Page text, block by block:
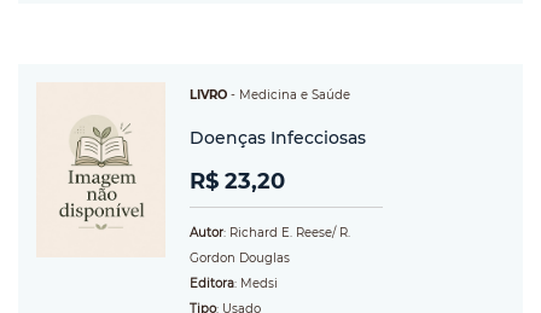
LIVRO - Medicina e Saúde
Doenças Infecciosas
R$ 23,20
Autor: Richard E. Reese/ R.
Gordon Douglas
Editora: Medsi
Tipo: Usado